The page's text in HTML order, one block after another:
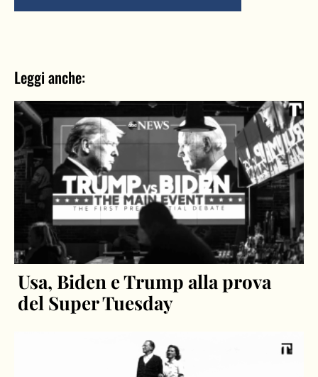
Leggi anche:
Usa, Biden e Trump alla prova
del Super Tuesday